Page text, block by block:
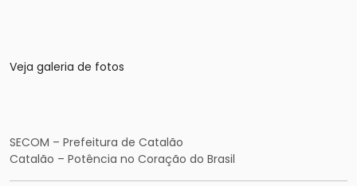
Veja galeria de fotos
SECOM – Prefeitura de Catalão
Catalão – Potência no Coração do Brasil